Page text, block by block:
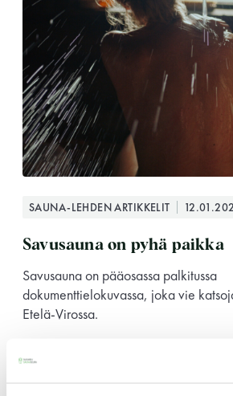
Hinnasto
Jäsen
Vieras jäsenen seurassa
11 saunomiskerran kortti
3kk kortti - M / N
Vuosikortti - M / N
SAUNA-LEHDEN ARTIKKELIT
Savusauna on pyhä paikka
Savusauna on pääosassa palkitussa
dokumenttielokuvassa, joka vie
Etelä-Virossa.